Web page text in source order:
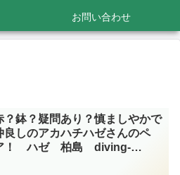
お問い合わせ
？鉢？疑問あり？慎ましやかで
良しのアカハチハゼさんのペ
！ ハゼ 柏島 diving-